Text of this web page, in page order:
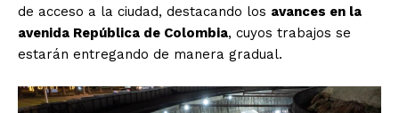
de acceso a la ciudad, destacando los avances en la
avenida República de Colombia, cuyos trabajos se
estarán entregando de manera gradual.